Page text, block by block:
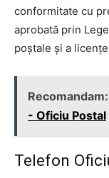
conformitate cu
aprobată prin
poştale şi a
Recomandam:
- Oficiu Postal
Telefon